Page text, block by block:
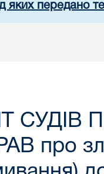
яких передано
СУДІВ
про